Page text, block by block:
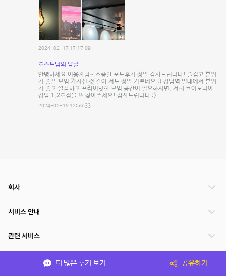
2024-02-17 17:17:09
호스트님의 답글
안녕하세요 이용자님~ 소중한 포토후기 정말 감사드립니다! 즐겁고 분위
기 좋은 모임 가지신 것 같아 저도 정말 기쁘네요 :) 강남역 일대에서 분위
기 좋고 깔끔하고 프라이빗한 모임 공간이 필요하시면, 저희 코이노니아
강남 1,2호점을 또 찾아주세요! 감사드립니다 :)
2024-02-19 12:56:33
더 많은 후기 보기 공유하기
회사
서비스 안내
관련 서비스